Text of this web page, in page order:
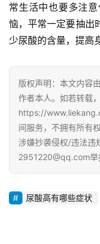
常生活中也要多注
恼，平常一定要抽出
少尿酸的含量，提高
版权声明：本文内容
作者本人。如若转载
https://
间服务，不拥有所有
涉嫌抄袭侵权/违法违
2951220@qq.com举
尿酸高有哪些症状